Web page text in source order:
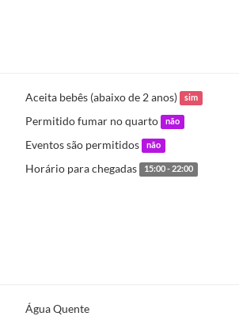
Aceita bebês (abaixo de 2 anos) sim
Permitido fumar no quarto não
Eventos são permitidos não
Horário para chegadas 15:00 - 22:00
Água Quente